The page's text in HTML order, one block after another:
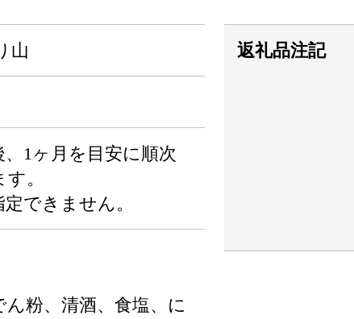
山
、1ヶ月を目安に順次
。
できません。
粉、清酒、食塩、に
返礼品注記